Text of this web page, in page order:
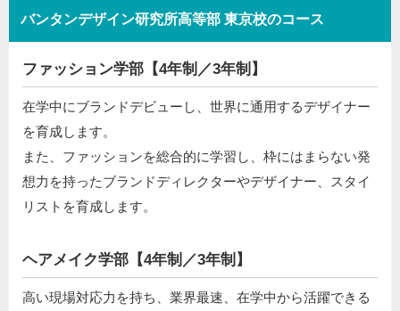
バンタンデザイン研究所高等部 東京校のコース
ファッション学部【4年制／3年制】
在学中にブランドデビューし、世界に通用するデザイナー
を育成します。
また、ファッションを総合的に学習し、枠にはまらない発
想力を持ったブランドディレクターやデザイナー、スタイ
リストを育成します。
ヘアメイク学部【4年制／3年制】
高い現場対応力を持ち、業界最速、在学中から活躍できる